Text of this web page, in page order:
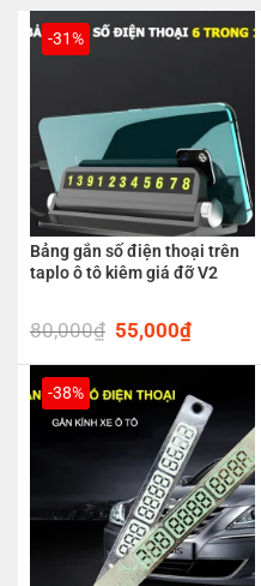
-31%
Bảng gắn số điện thoại trên
taplo ô tô kiêm giá đỡ V2
80,000₫ Original
was:
80,000₫.
55,000₫Current
is:
55,000₫.
-38%